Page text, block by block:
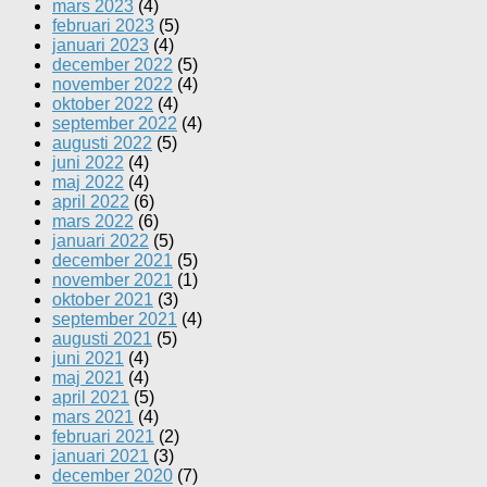
mars 2023 (4)
februari 2023 (5)
januari 2023 (4)
december 2022 (5)
november 2022 (4)
oktober 2022 (4)
september 2022 (4)
augusti 2022 (5)
juni 2022 (4)
maj 2022 (4)
april 2022 (6)
mars 2022 (6)
januari 2022 (5)
december 2021 (5)
november 2021 (1)
oktober 2021 (3)
september 2021 (4)
augusti 2021 (5)
juni 2021 (4)
maj 2021 (4)
april 2021 (5)
mars 2021 (4)
februari 2021 (2)
januari 2021 (3)
december 2020 (7)